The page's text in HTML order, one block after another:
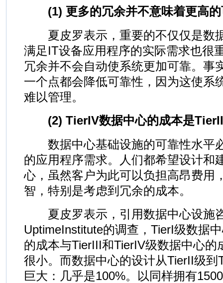
(1) 更多的冗余并不意味着更高的
夏皮罗表示，重要的不仅仅是数
满足IT设备应用程序的实际需求也很
冗余并不会自动使系统更加可靠。事
一个点都会降低可靠性，因为这使系
难以管理。
(2) TierIV数据中心的成本是TierII
数据中心基础设施的可靠性水平
的应用程序需求。人们都希望设计和
心，虽然客户为此可以负担高昂费用
智，特别是考虑到冗余的成本。
夏皮罗表示，引用数据中心设施
UptimeInstitute的调查，TierI级数据
的成本与TierIII和TierIV级数据中心的
很小。而数据中心的设计从TierII级
巨大：几乎是100%。以同样拥有